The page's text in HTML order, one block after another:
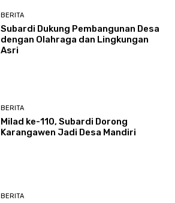
BERITA
Subardi Dukung Pembangunan Desa
dengan Olahraga dan Lingkungan
Asri
BERITA
Milad ke-110, Subardi Dorong
Karangawen Jadi Desa Mandiri
BERITA